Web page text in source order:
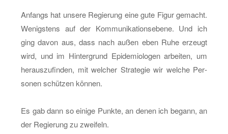
An­fangs hat un­se­re Re­gie­rung eine gute Figur ge­macht.
We­nigs­tens auf der Kom­mu­ni­ka­ti­ons­ebe­ne. Und ich
ging davon aus, dass nach außen eben Ruhe er­zeugt
wird, und im Hin­ter­grund Epi­de­mio­lo­gen ar­bei­ten, um
her­aus­zu­fin­den, mit wel­cher Stra­te­gie wir wel­che Per­
so­nen schüt­zen kön­nen.
Es gab dann so ei­ni­ge Punk­te, an denen ich be­gann, an
der Re­gie­rung zu zwei­feln.